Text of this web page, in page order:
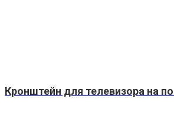
Кронштейн для телевизора на